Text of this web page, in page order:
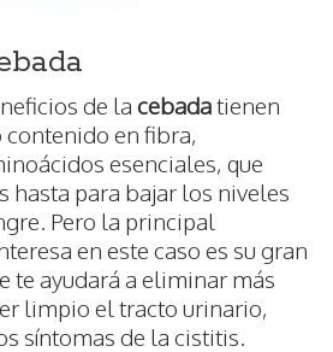
de la cebadatienen
contenido en fibra,
esenciales, que
hasta para bajar los niveles
Pero la principal
en este caso es su gran
te ayudará a eliminar más
limpio el tracto urinario,
síntomas de la cistitis.